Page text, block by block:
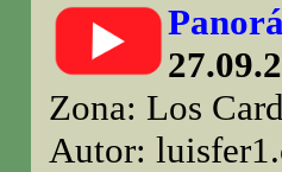
Zona: Los
Autor: